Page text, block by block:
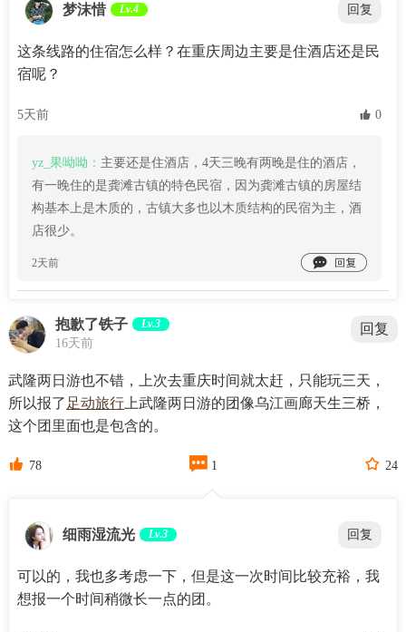
梦沫惜 Lv.4 回复
这条线路的住宿怎么样？在重庆周边主要是住酒店还是民
宿呢？
5天前  0
yz_果呦呦： 主要还是住酒店，4天三晚有两晚是住的酒店，
有一晚住的是龚滩古镇的特色民宿，因为龚滩古镇的房屋结
构基本上是木质的，古镇大多也以木质结构的民宿为主，酒
店很少。
2天前 
抱歉了铁子 Lv.3
16天前
回复
武隆两日游也不错，上次去重庆时间就太赶，只能玩三天，
所以报了 足动旅行上武隆两日游的团像乌江画廊天生三桥，
这个团里面也是包含的。
 78  1  24
细雨湿流光 Lv.3 回复
可以的，我也多考虑一下，但是这一次时间比较充裕，我
想报一个时间稍微长一点的团。